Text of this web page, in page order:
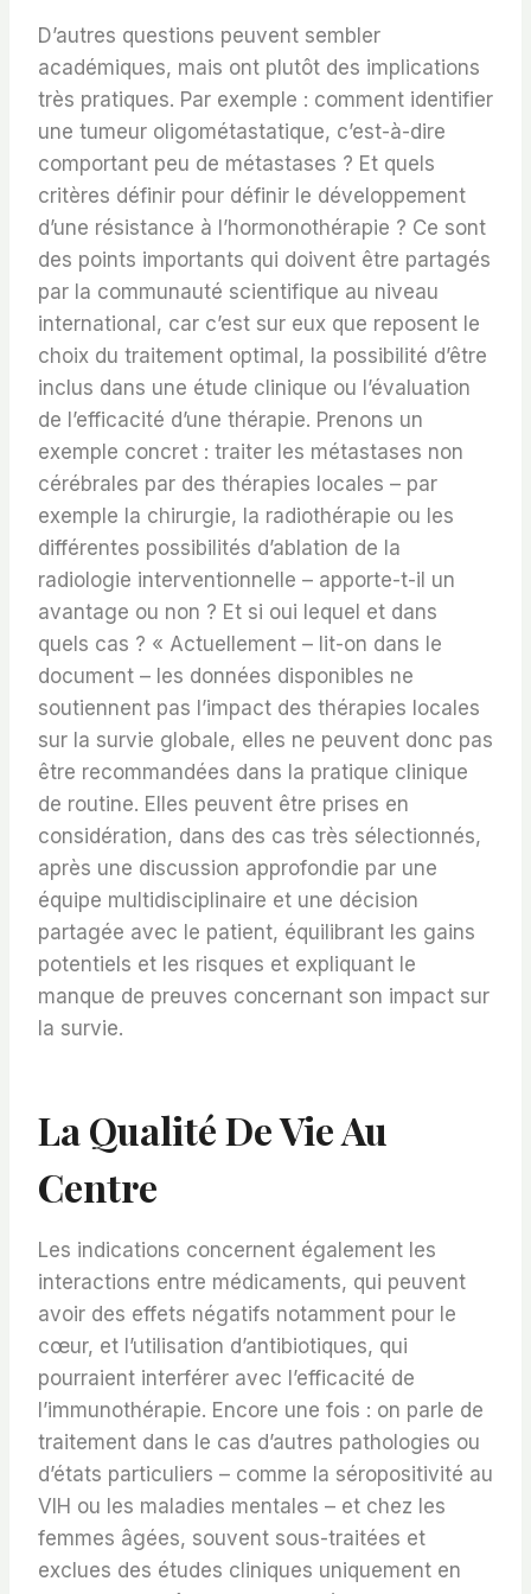
D’autres questions peuvent sembler
académiques, mais ont plutôt des implications
très pratiques. Par exemple : comment identifier
une tumeur oligométastatique, c’est-à-dire
comportant peu de métastases ? Et quels
critères définir pour définir le développement
d’une résistance à l’hormonothérapie ? Ce sont
des points importants qui doivent être partagés
par la communauté scientifique au niveau
international, car c’est sur eux que reposent le
choix du traitement optimal, la possibilité d’être
inclus dans une étude clinique ou l’évaluation
de l’efficacité d’une thérapie. Prenons un
exemple concret : traiter les métastases non
cérébrales par des thérapies locales – par
exemple la chirurgie, la radiothérapie ou les
différentes possibilités d’ablation de la
radiologie interventionnelle – apporte-t-il un
avantage ou non ? Et si oui lequel et dans
quels cas ? « Actuellement – lit-on dans le
document – les données disponibles ne
soutiennent pas l’impact des thérapies locales
sur la survie globale, elles ne peuvent donc pas
être recommandées dans la pratique clinique
de routine. Elles peuvent être prises en
considération, dans des cas très sélectionnés,
après une discussion approfondie par une
équipe multidisciplinaire et une décision
partagée avec le patient, équilibrant les gains
potentiels et les risques et expliquant le
manque de preuves concernant son impact sur
la survie.
La Qualité De Vie Au
Centre
Les indications concernent également les
interactions entre médicaments, qui peuvent
avoir des effets négatifs notamment pour le
cœur, et l’utilisation d’antibiotiques, qui
pourraient interférer avec l’efficacité de
l’immunothérapie. Encore une fois : on parle de
traitement dans le cas d’autres pathologies ou
d’états particuliers – comme la séropositivité au
VIH ou les maladies mentales – et chez les
femmes âgées, souvent sous-traitées et
exclues des études cliniques uniquement en